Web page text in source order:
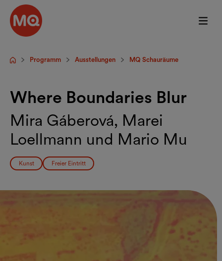
Zum Hauptinhalt springen
StartseiteProgramm Ausstellungen MQ Schauräume
Where Boundaries Blur
Mira Gáberová, Marei
Loellmann und Mario Mu
Kunst Freier Eintritt